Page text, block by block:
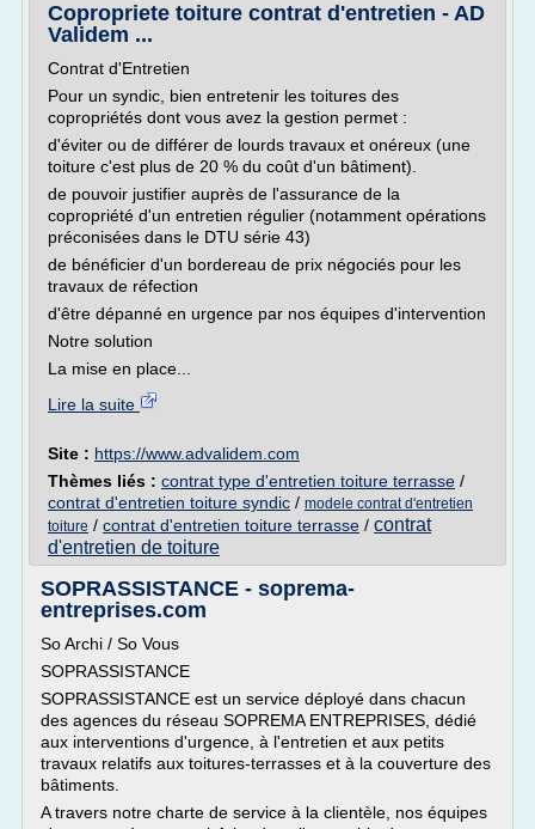
Copropriete toiture contrat d'entretien - AD
Validem ...
Contrat d'Entretien
Pour un syndic, bien entretenir les toitures des
copropriétés dont vous avez la gestion permet :
d'éviter ou de différer de lourds travaux et onéreux (une
toiture c'est plus de 20 % du coût d'un bâtiment).
de pouvoir justifier auprès de l'assurance de la
copropriété d'un entretien régulier (notamment opérations
préconisées dans le DTU série 43)
de bénéficier d'un bordereau de prix négociés pour les
travaux de réfection
d'être dépanné en urgence par nos équipes d'intervention
Notre solution
La mise en place...
Lire la suite
Site : https://www.advalidem.com
Thèmes liés : contrat type d'entretien toiture terrasse /
contrat d'entretien toiture syndic / modele contrat d'entretien
toiture / contrat d'entretien toiture terrasse / contrat
d'entretien de toiture
SOPRASSISTANCE - soprema-
entreprises.com
So Archi / So Vous
SOPRASSISTANCE
SOPRASSISTANCE est un service déployé dans chacun
des agences du réseau SOPREMA ENTREPRISES, dédié
aux interventions d'urgence, à l'entretien et aux petits
travaux relatifs aux toitures-terrasses et à la couverture des
bâtiments.
A travers notre charte de service à la clientèle, nos équipes